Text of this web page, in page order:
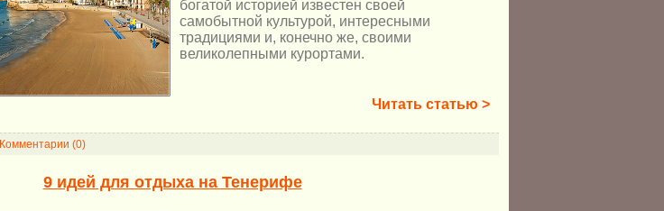
богатой историей известен своей
самобытной культурой, интересными
традициями и, конечно же, своими
великолепными курортами.
Читать статью >
Комментарии (0)
9 идей для отдыха на Тенерифе